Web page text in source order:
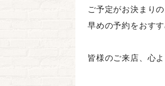
ご予定がお決まり
早めの予約をおすす
皆様のご来店、心